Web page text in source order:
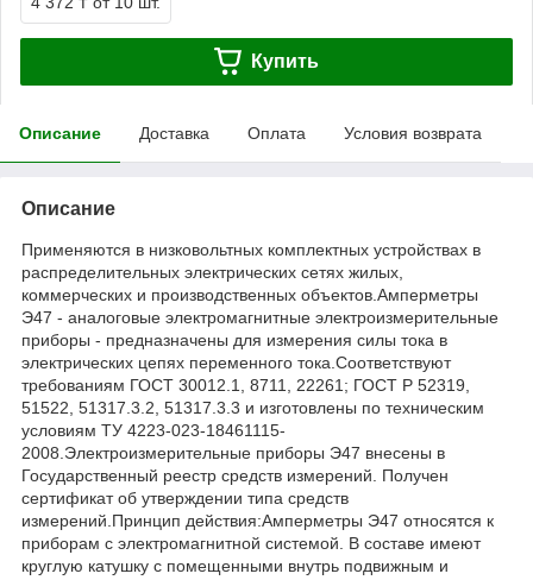
Купить
Описание Доставка Оплата Условия возврата
Описание
Применяются в низковольтных комплектных устройствах в
распределительных электрических сетях жилых,
коммерческих и производственных объектов.Амперметры
Э47 - аналоговые электромагнитные электроизмерительные
приборы - предназначены для измерения силы тока в
электрических цепях переменного тока.Соответствуют
требованиям ГОСТ 30012.1, 8711, 22261; ГОСТ Р 52319,
51522, 51317.3.2, 51317.3.3 и изготовлены по техническим
условиям ТУ 4223-023-18461115-
2008.Электроизмерительные приборы Э47 внесены в
Государственный реестр средств измерений. Получен
сертификат об утверждении типа средств
измерений.Принцип действия:Амперметры Э47 относятся к
приборам с электромагнитной системой. В составе имеют
круглую катушку с помещенными внутрь подвижным и